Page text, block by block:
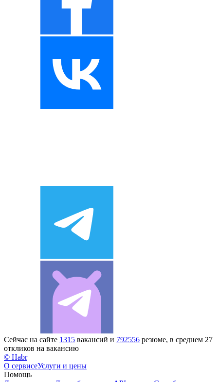
Сейчас на сайте 1315 вакансий и 792556 резюме, в среднем 27
откликов на вакансию
© Habr
О сервисеУслуги и цены
Помощь